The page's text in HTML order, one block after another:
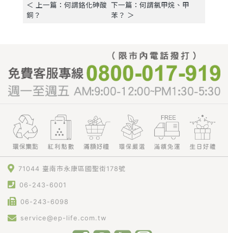
＜ 上一篇：何謂鉻化砷酸
銅？
下一篇：何謂氯甲烷、甲
苯？ ＞
71044 臺南市永康區國聖街178號
06-243-6001
06-243-6098
service@ep-life.com.tw